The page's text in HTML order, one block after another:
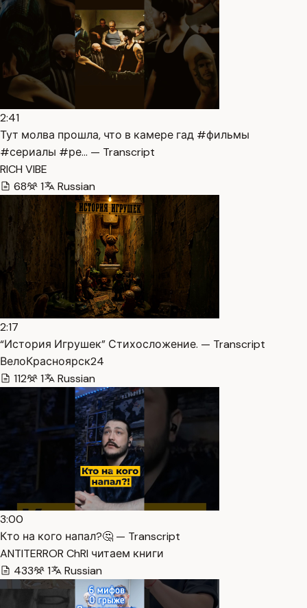
2:41
Тут молва прошла, что в камере гад #фильмы
#сериалы #ре… — Transcript
RICH VIBE
68
1 Russian
2:17
“История Игрушек” Стихосложение. — Transcript
ВелоКрасноярск24
112
1 Russian
3:00
Кто на кого напал?🤔 — Transcript
ANTITERROR ChRI читаем книги
433
1 Russian